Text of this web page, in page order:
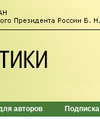
авторов Подписка